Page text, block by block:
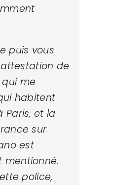
puis vous
de
me
habitent
Paris, et la
sur
est
police,